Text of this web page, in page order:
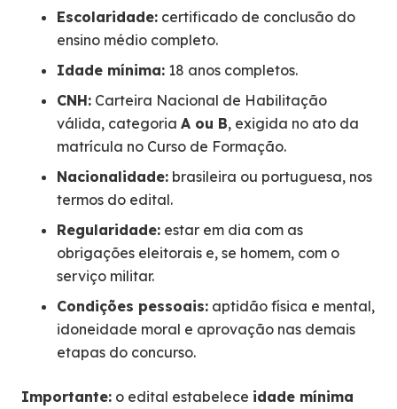
Escolaridade: certificado de conclusão do
ensino médio completo.
Idade mínima: 18 anos completos.
CNH: Carteira Nacional de Habilitação
válida, categoria A ou B, exigida no ato da
matrícula no Curso de Formação.
Nacionalidade: brasileira ou portuguesa, nos
termos do edital.
Regularidade: estar em dia com as
obrigações eleitorais e, se homem, com o
serviço militar.
Condições pessoais: aptidão física e mental,
idoneidade moral e aprovação nas demais
etapas do concurso.
Importante: o edital estabelece idade mínima